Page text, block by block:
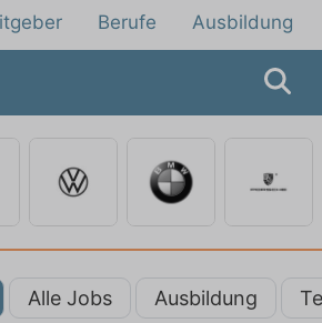
Berufe Ausbildung
Alle Jobs Ausbildung